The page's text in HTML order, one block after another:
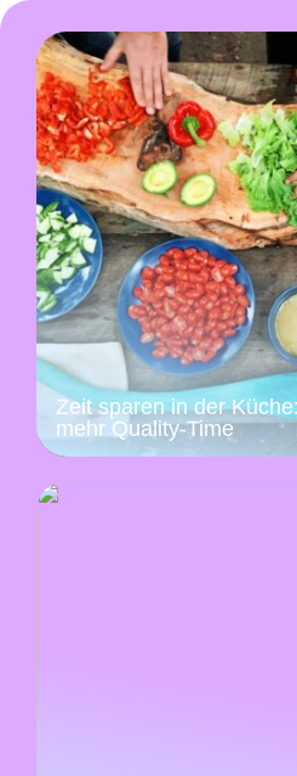
Zeit sparen in der
mehr Quality-Time